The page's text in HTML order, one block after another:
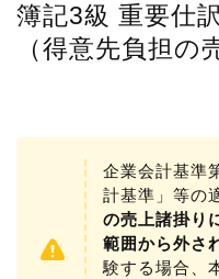
簿記3級 重要仕
（得意先負担の
企業会計基準
計基準」等の
の売上諸掛り
範囲から外さ
験する場合、